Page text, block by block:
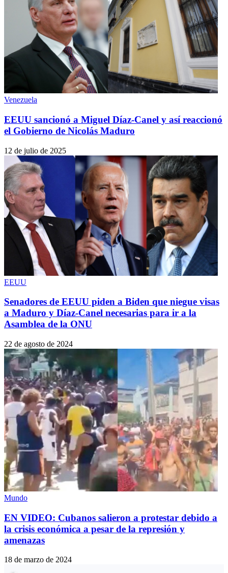
Venezuela
EEUU sancionó a Miguel Díaz-Canel y así reaccionó
el Gobierno de Nicolás Maduro
12 de julio de 2025
EEUU
Senadores de EEUU piden a Biden que niegue visas
a Maduro y Díaz-Canel necesarias para ir a la
Asamblea de la ONU
22 de agosto de 2024
Mundo
EN VIDEO: Cubanos salieron a protestar debido a
la crisis económica a pesar de la represión y
amenazas
18 de marzo de 2024